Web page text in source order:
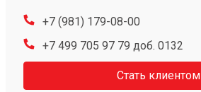
+7 (981) 179-08-00
+7 499 705 97 79 доб. 0132
Стать клиентом